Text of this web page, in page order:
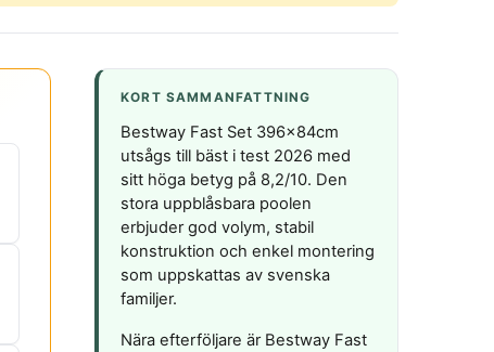
KORT SAMMANFATTNING
Bestway Fast Set 396x84cm
utsågs till bäst i test 2026 med
sitt höga betyg på 8,2/10. Den
stora uppblåsbara poolen
erbjuder god volym, stabil
konstruktion och enkel montering
som uppskattas av svenska
familjer.
Nära efterföljare är Bestway Fast